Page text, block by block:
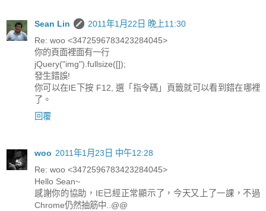
Sean Lin
2011年1月22日 晚上11:30
Re: woo <3472596783423284045>
你的頁面裡面有一行
jQuery("img").fullsize([]);
發生錯誤!
你可以在IE下按 F12, 選「指令碼」頁籤就可以看到錯在哪裡
了。
回覆
woo 2011年1月23日 中午12:28
Re: woo <3472596783423284045>
Hello Sean~
感謝你的協助，IE已經正常顯示了，今天又上了一課，不過
Chrome仍然抽筋中..@@